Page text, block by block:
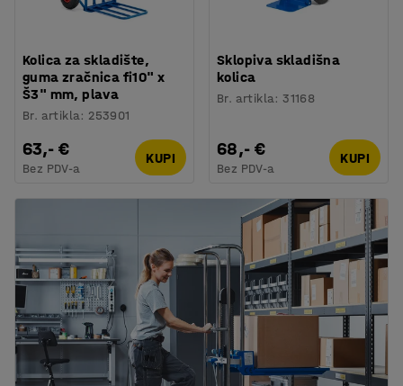
Kolica za skladište,
guma zračnica fi10" x
Š3" mm, plava
Br. artikla: 253901
63,- €
Bez PDV-a
KUPI
Sklopiva skladišna
kolica
Br. artikla:31168
68,- €
Bez PDV-a
KUPI